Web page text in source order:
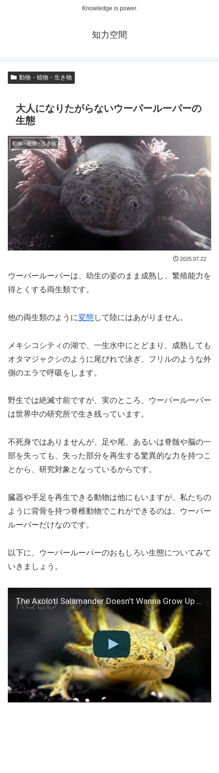
Knowledge is power.
知力空間
動物・植物・生き物
大人になりたがらないウーパールーパーの
生態
動物・植物・生き物
2025.07.22
ウーパールーパーは、幼生の姿のまま成熟し、繁殖能力を
得とくする両生類です。
他の両生類のように変態して陸にはあがりません。
メキシコシティの湖で、一生水中にとどまり、成熟しても
オタマジャクシのように尾びれで泳ぎ、フリルのような外
側のエラで呼吸をします。
野生では絶滅寸前ですが、実のところ、ウーパールーパー
は世界中の研究所で生き残っています。
不死身ではありませんが、足や尾、あるいは脊髄や脳の一
部を失っても、失った部分を再生する驚異的な力を持つこ
とから、研究対象となっているからです。
臓器や手足を再生できる動物は他にもいますが、私たちの
ように背骨を持つ脊椎動物でこれができるのは、ウーパー
ルーパーだけなのです。
以下に、ウーパールーパーのおもしろい生態についてみて
いきましょう。
The Axolotl Salamander Doesn’t Wanna Grow Up | Deep Look